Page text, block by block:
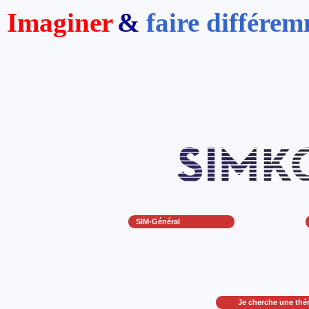
Imaginer& faire
SIM-Général
Je cherche une